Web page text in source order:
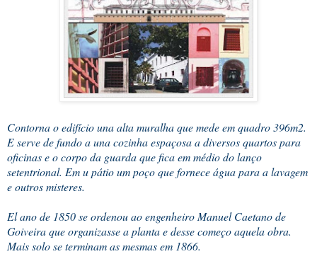
Contorna o edifício una alta muralha que mede em quadro 396m2.
E serve de fundo a una cozinha espaçosa a diversos quartos para
oficinas e o corpo da guarda que fica em médio do lanço
setentrional. Em u pátio um poço que fornece água para a lavagem
e outros misteres.
El ano de 1850 se ordenou ao engenheiro Manuel Caetano de
Goiveira que organizasse a planta e desse começo aquela obra.
Mais solo se terminam as mesmas em 1866.